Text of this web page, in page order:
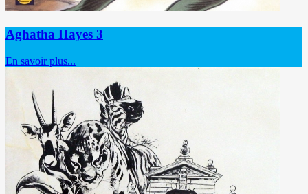
Aghatha Hayes 3
En savoir plus...